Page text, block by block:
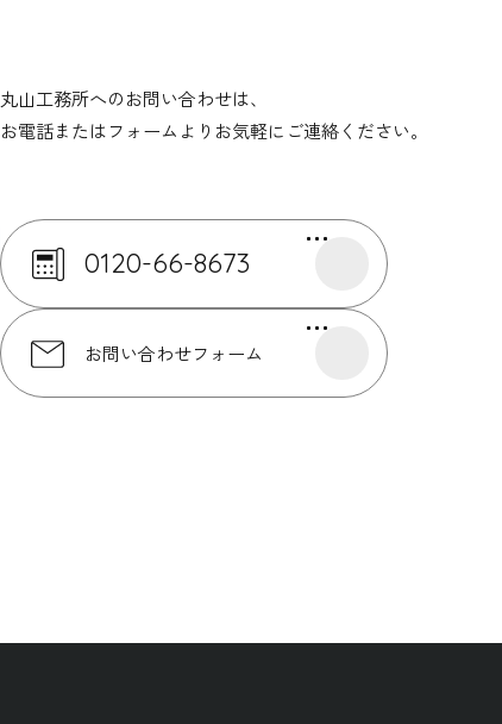
丸山工務所へのお問い合わせは、
お電話またはフォームよりお気軽にご連絡ください。
0120-66-8673
お問い合わせフォーム